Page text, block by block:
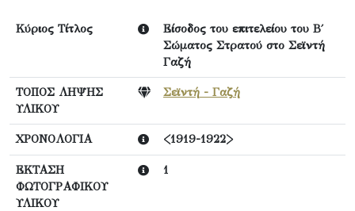
Κύριος Τίτλος
Είσοδος του επιτελείου του Β΄
Σώματος Στρατού στο Σεϊντή
Γαζή
ΤΟΠΟΣ ΛΗΨΗΣ
ΥΛΙΚΟΥ
Σεϊντή - Γαζή
ΧΡΟΝΟΛΟΓΙΑ <1919-1922>
ΕΚΤΑΣΗ
ΦΩΤΟΓΡΑΦΙΚΟΥ
ΥΛΙΚΟΥ
1